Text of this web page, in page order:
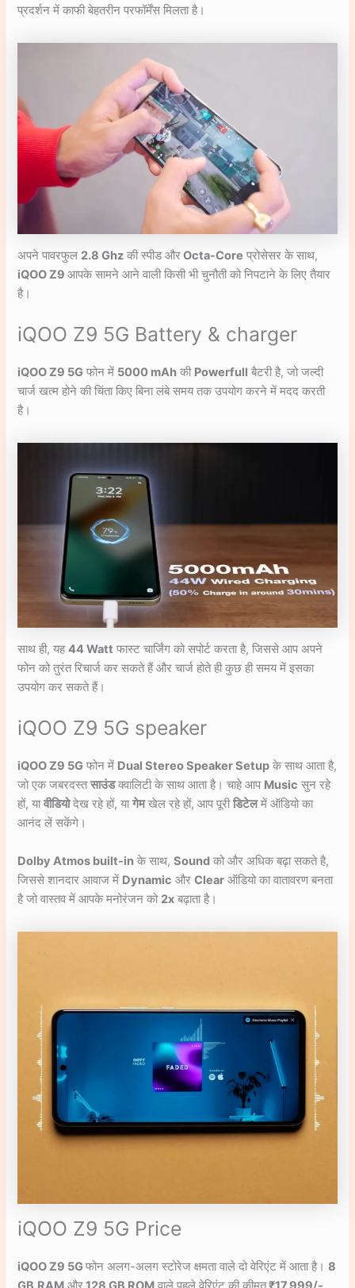
प्रदर्शन में काफी बेहतरीन परफॉर्मेंस मिलता है।
अपने पावरफुल 2.8 Ghz की स्पीड औरOcta-Core प्रोसेसर के साथ,
iQOO Z9आपके सामने आने वाली किसी भी चुनौती को निपटाने के लिए तैयार
है।
iQOO Z9 5G Battery & charger
iQOO Z9 5G फोन में 5000 mAh की Powerfull बैटरी है, जो जल्दी
चार्ज खत्म होने की चिंता किए बिना लंबे समय तक उपयोग करने में मदद करती
है।
साथ ही, यह44 Watt फास्ट चार्जिंग को सपोर्ट करता है, जिससे आप अपने
फोन को तुरंत रिचार्ज कर सकते हैं और चार्ज होते ही कुछ ही समय में इसका
उपयोग कर सकते हैं।
iQOO Z9 5G speaker
iQOO Z9 5G फोन में Dual Stereo Speaker Setup के साथ आता है,
जो एक जबरदस्तसाउंडक्वालिटी के साथ आता है। चाहे आप Music सुन रहे
हों, यावीडियोदेख रहे हों, यागेमखेल रहे हों, आप पूरीडिटेलमें ऑडियो का
आनंद लें सकेंगे।
Dolby Atmos built-in के साथ,Sound को और अधिक बढ़ा सकते है,
जिससे शानदार आवाज में Dynamic औरClear ऑडियो का वातावरण बनता
है जो वास्तव में आपके मनोरंजन को 2x बढ़ाता है।
iQOO Z9 5G Price
iQOO Z9 5Gफोन अलग-अलग स्टोरेज क्षमता वाले दो वेरिएंट में आता है।8